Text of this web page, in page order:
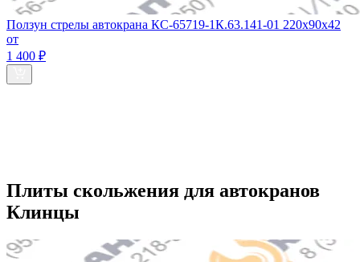
Ползун стрелы автокрана КС-65719-1К.63.141-01 220х90х42
от
1 400 ₽
Плиты скольжения для автокранов
Клинцы